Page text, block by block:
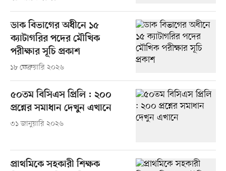
ডাক বিভাগের অধীনে ১৫
ক্যাটাগরির পদের মৌখিক
পরীক্ষার সূচি প্রকাশ
১৮ ফেব্রুয়ারি ২০২৬
৫০তম বিসিএস প্রিলি : ২০০
প্রশ্নের সমাধান দেখুন এখানে
৩১ জানুয়ারি ২০২৬
প্রাথমিকে সহকারী শিক্ষক